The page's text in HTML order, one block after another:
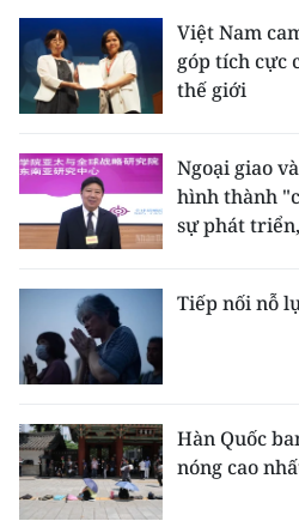
Bắc Trung Bộ
Duyên hải Nam Trung Bộ
Nguyên
Đông Nam Bộ
Đồng bằng sông Cửu Long
Chuyên trang TP. Hồ Chí
CHUYÊN ĐỀ
CÁC CHUYÊN TRANG
VỀ BÁO NHÂN DÂN
Việt Nam
góp tích cực
thế giới
Ngoại giao
hình thành
sự phát
Tiếp nối nỗ
Hàn Quốc
nóng cao